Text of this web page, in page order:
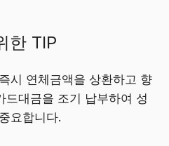
한 TIP
시 연체금액을 상환하고 향
대금을 조기 납부하여 성
요합니다.